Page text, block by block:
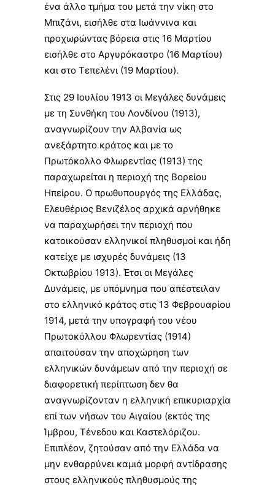
ένα άλλο τμήμα του μετά την νίκη στο
Μπιζάνι, εισήλθε στα Ιωάννινα και
προχωρώντας βόρεια στις 16 Μαρτίου
εισήλθε στο Αργυρόκαστρο (16 Μαρτίου)
και στο Τεπελένι (19 Μαρτίου).
Στις 29 Ιουλίου 1913 οι Μεγάλες δυνάμεις
με τη Συνθήκη του Λονδίνου (1913),
αναγνωρίζουν την Αλβανία ως
ανεξάρτητο κράτος και με το
Πρωτόκολλο Φλωρεντίας (1913) της
παραχωρείται η περιοχή της Βορείου
Ηπείρου. Ο πρωθυπουργός της Ελλάδας,
Ελευθέριος Βενιζέλος αρχικά αρνήθηκε
να παραχωρήσει την περιοχή που
κατοικούσαν ελληνικοί πληθυσμοί και ήδη
κατείχε με ισχυρές δυνάμεις (13
Οκτωβρίου 1913). Έτσι οι Μεγάλες
Δυνάμεις, με υπόμνημα που απέστειλαν
στο ελληνικό κράτος στις 13 Φεβρουαρίου
1914, μετά την υπογραφή του νέου
Πρωτοκόλλου Φλωρεντίας (1914)
απαιτούσαν την αποχώρηση των
ελληνικών δυνάμεων από την περιοχή σε
διαφορετική περίπτωση δεν θα
αναγνωρίζονταν η ελληνική επικυριαρχία
επί των νήσων του Αιγαίου (εκτός της
Ίμβρου, Τένεδου και Καστελόριζου.
Επιπλέον, ζητούσαν από την Ελλάδα να
μην ενθαρρύνει καμιά μορφή αντίδρασης
στους ελληνικούς πληθυσμούς της